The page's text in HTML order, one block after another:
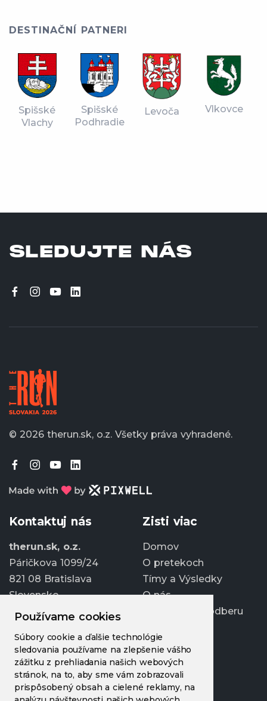
Používame cookies
Súbory cookie a ďalšie technológie
sledovania používame na zlepšenie vášho
zážitku z prehliadania našich webových
stránok, na to, aby sme vám zobrazovali
prispôsobený obsah a cielené reklamy, na
DESTINAČNÍ PATNERI
Spišské
Vlachy
Spišské
Podhradie
Levoča Vlkovce
SLEDUJTE NÁS
© 2026 therun.sk, o.z. Všetky práva vyhradené.
Kontaktuj nás
therun.sk, o.z.
Páričkova 1099/24
821 08 Bratislava
Slovensko
info@therun.sk
+421 907 807 363
Upraviť cookies
Zisti viac
Domov
O pretekoch
Tímy a Výsledky
O nás
Prihlásiť sa k odberu